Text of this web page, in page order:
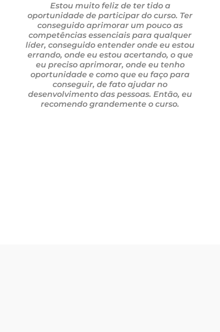
Estou muito feliz de ter tido a
oportunidade de participar do curso. Ter
conseguido aprimorar um pouco as
competências essenciais para qualquer
líder, conseguido entender onde eu estou
errando, onde eu estou acertando, o que
eu preciso aprimorar, onde eu tenho
oportunidade e como que eu faço para
conseguir, de fato ajudar no
desenvolvimento das pessoas. Então, eu
recomendo grandemente o curso.